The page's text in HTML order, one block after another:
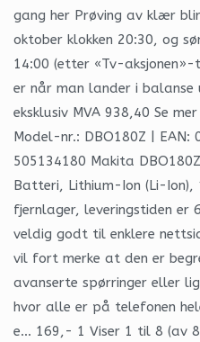
gang her Prøving av klær
oktober klokken 20:30, og
14:00 (etter «Tv-
er når man lander i
eksklusiv MVA 938,40 Se
Model-nr.: DBO180Z | EAN:
505134180 Makita
Batteri, Lithium-Ion (Li-Ion),
fjernlager, leveringstiden er
veldig godt til enklere
vil fort merke at den er
avanserte spørringer eller
hvor alle er på telefonen
e… 169,- 1 Viser 1 til 8 (av